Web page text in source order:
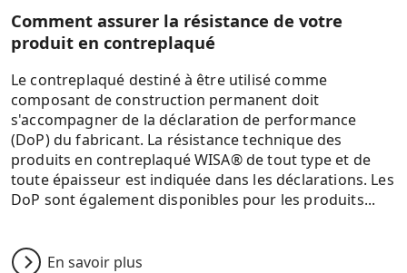
Comment assurer la résistance de votre
produit en contreplaqué
Le contreplaqué destiné à être utilisé comme
composant de construction permanent doit
s'accompagner de la déclaration de performance
(DoP) du fabricant. La résistance technique des
produits en contreplaqué WISA® de tout type et de
toute épaisseur est indiquée dans les déclarations. Les
DoP sont également disponibles pour les produits...
En savoir plus